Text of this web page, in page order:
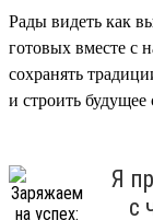
Рады видеть как
готовых вместе с
сохранять
и строить
Я
с